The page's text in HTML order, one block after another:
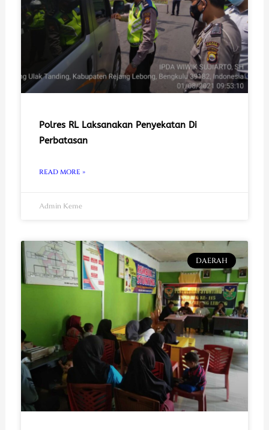
Polres RL Laksanakan Penyekatan Di
Perbatasan
READ MORE »
Admin Keme
DAERAH